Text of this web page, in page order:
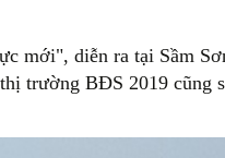
mới", diễn ra tại Sầm
trường BĐS 2019 cũng